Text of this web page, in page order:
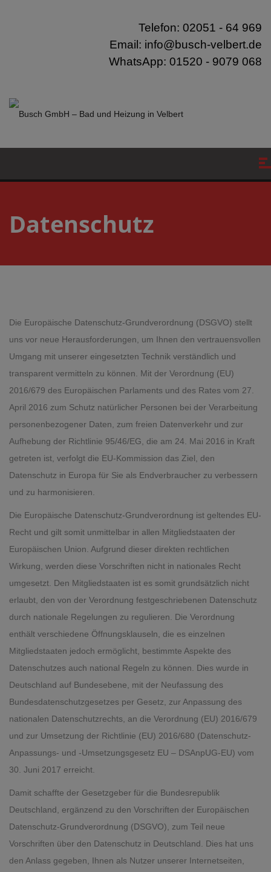
Telefon: 02051 - 64 969
Email: info@busch-velbert.de
WhatsApp: 01520 - 9079 068
Datenschutz
Die Europäische Datenschutz-Grundverordnung (DSGVO) stellt
uns vor neue Herausforderungen, um Ihnen den vertrauensvollen
Umgang mit unserer eingesetzten Technik verständlich und
transparent vermitteln zu können. Mit der Verordnung (EU)
2016/679 des Europäischen Parlaments und des Rates vom 27.
April 2016 zum Schutz natürlicher Personen bei der Verarbeitung
personenbezogener Daten, zum freien Datenverkehr und zur
Aufhebung der Richtlinie 95/46/EG, die am 24. Mai 2016 in Kraft
getreten ist, verfolgt die EU-Kommission das Ziel, den
Datenschutz in Europa für Sie als Endverbraucher zu verbessern
und zu harmonisieren.
Die Europäische Datenschutz-Grundverordnung ist geltendes EU-
Recht und gilt somit unmittelbar in allen Mitgliedstaaten der
Europäischen Union. Aufgrund dieser direkten rechtlichen
Wirkung, werden diese Vorschriften nicht in nationales Recht
umgesetzt. Den Mitgliedstaaten ist es somit grundsätzlich nicht
erlaubt, den von der Verordnung festgeschriebenen Datenschutz
durch nationale Regelungen zu regulieren. Die Verordnung
enthält verschiedene Öffnungsklauseln, die es einzelnen
Mitgliedstaaten jedoch ermöglicht, bestimmte Aspekte des
Datenschutzes auch national Regeln zu können. Dies wurde in
Deutschland auf Bundesebene, mit der Neufassung des
Bundesdatenschutzgesetzes per Gesetz, zur Anpassung des
nationalen Datenschutzrechts, an die Verordnung (EU) 2016/679
und zur Umsetzung der Richtlinie (EU) 2016/680 (Datenschutz-
Anpassungs- und -Umsetzungsgesetz EU – DSAnpUG-EU) vom
30. Juni 2017 erreicht.
Damit schaffte der Gesetzgeber für die Bundesrepublik
Deutschland, ergänzend zu den Vorschriften der Europäischen
Datenschutz-Grundverordnung (DSGVO), zum Teil neue
Vorschriften über den Datenschutz in Deutschland. Dies hat uns
den Anlass gegeben, Ihnen als Nutzer unserer Internetseiten,